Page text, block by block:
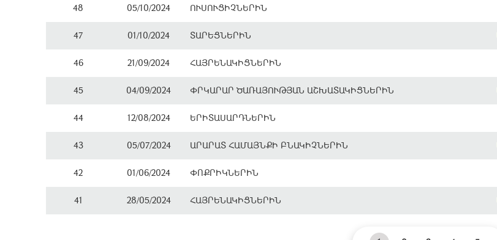
48 05/10/2024 ՈՒՍՈՒՑԻՉՆԵՐԻՆ
47 01/10/2024 ՏԱՐԵՑՆԵՐԻՆ
46 21/09/2024 ՀԱՅՐԵՆԱԿԻՑՆԵՐԻՆ
45 04/09/2024 ՓՐԿԱՐԱՐ ԾԱՌԱՅՈՒԹՅԱՆ ԱՇԽԱՏԱԿԻՑՆԵՐԻՆ
44 12/08/2024 ԵՐԻՏԱՍԱՐԴՆԵՐԻՆ
43 05/07/2024 ԱՐԱՐԱՏ ՀԱՄԱՅՆՔԻ ԲՆԱԿԻՉՆԵՐԻՆ
42 01/06/2024 ՓՈՔՐԻԿՆԵՐԻՆ
41 28/05/2024 ՀԱՅՐԵՆԱԿԻՑՆԵՐԻՆ